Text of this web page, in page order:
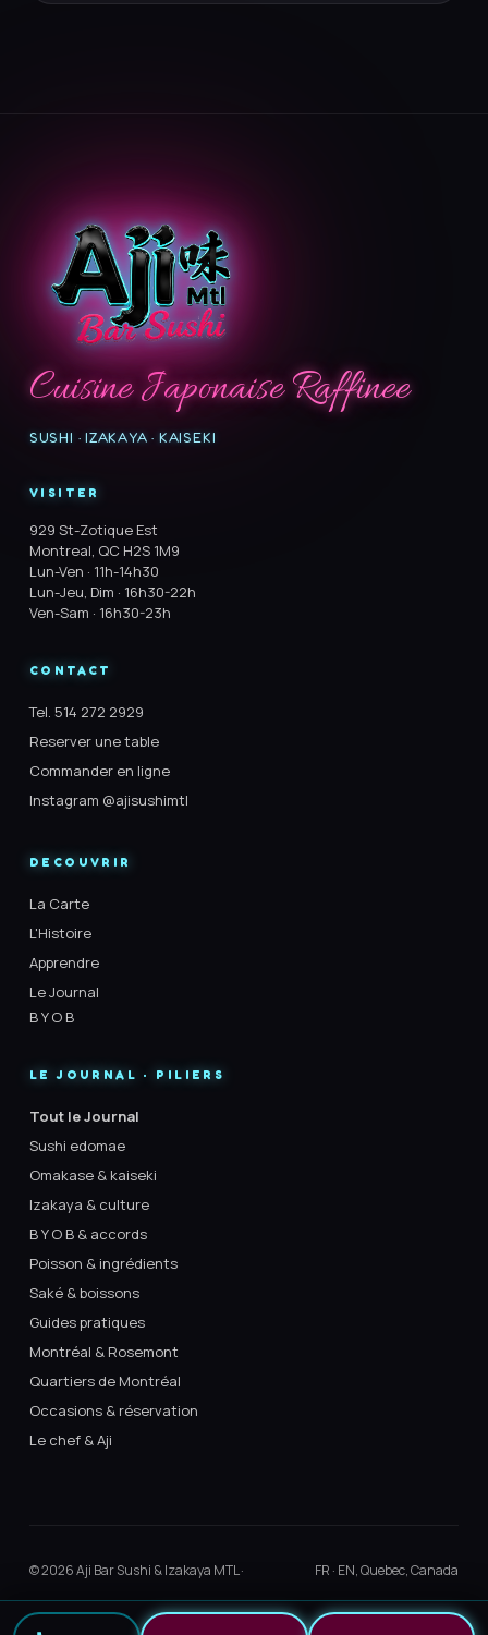
Cuisine Japonaise Raffinee
SUSHI · IZAKAYA · KAISEKI
VISITER
929 St-Zotique Est
Montreal, QC H2S 1M9
Lun-Ven · 11h-14h30
Lun-Jeu, Dim · 16h30-22h
Ven-Sam · 16h30-23h
CONTACT
Tel. 514 272 2929
Reserver une table
Commander en ligne
Instagram @ajisushimtl
DECOUVRIR
La Carte
L'Histoire
Apprendre
Le Journal
B Y O B
LE JOURNAL · PILIERS
Tout le Journal
Sushi edomae
Omakase & kaiseki
Izakaya & culture
B Y O B & accords
Poisson & ingrédients
Saké & boissons
Guides pratiques
Montréal & Rosemont
Quartiers de Montréal
Occasions & réservation
Le chef & Aji
© 2026 Aji Bar Sushi & Izakaya MTL · FR · EN, Quebec, Canada